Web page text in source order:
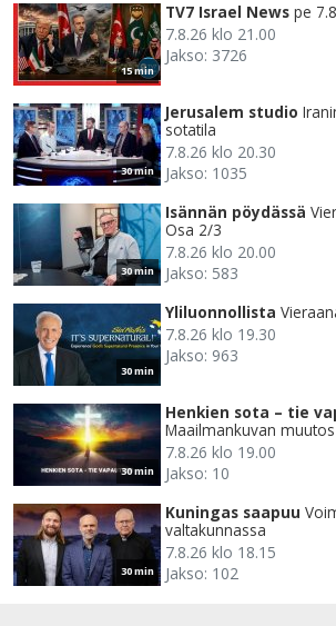
15 min
TV7 Israel News pe
7.8.26 klo 21.00
Jakso: 3726
30 min
Jerusalem studio
sotatila
7.8.26 klo 20.30
Jakso: 1035
30 min
Isännän pöydässä
Osa 2/3
7.8.26 klo 20.00
Jakso: 583
30 min
Yliluonnollista
7.8.26 klo 19.30
Jakso: 963
30 min
Henkien sota – tie
Maailmankuvan muutos
7.8.26 klo 19.00
Jakso: 10
30 min
Kuningas saapuu
valtakunnassa
7.8.26 klo 18.15
Jakso: 102